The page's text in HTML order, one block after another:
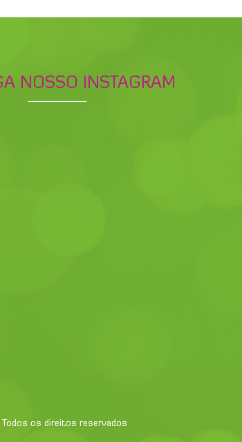
NOSSO INSTAGRAM
os direitos reservados